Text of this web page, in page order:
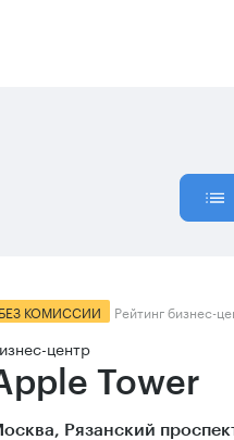
БЕЗ КОМИССИИ Рейтинг бизнес-
центр
Tower
Рязанский